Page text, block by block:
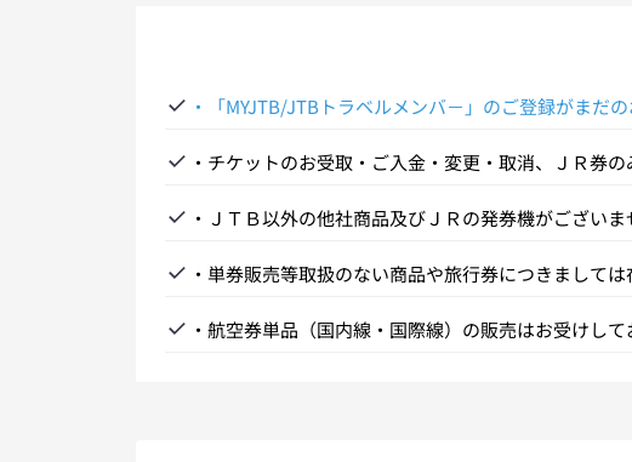
・「MYJTB/JTBトラベルメンバ－」のご登録がまだ
・チケットのお受取・ご入金・変更・取消、ＪＲ券
・ＪＴＢ以外の他社商品及びＪＲの発券機がござい
・単券販売等取扱のない商品や旅行券につきまして
・航空券単品（国内線・国際線）の販売はお受けして